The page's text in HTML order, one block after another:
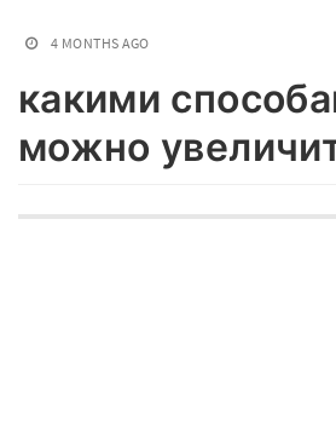
4 MONTHS AGO
какими
можно